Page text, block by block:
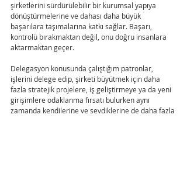
şirketlerini sürdürülebilir bir kurumsal yapıya
dönüştürmelerine ve dahası daha büyük
başarılara taşımalarına katkı sağlar. Başarı,
kontrolü bırakmaktan değil, onu doğru insanlara
aktarmaktan geçer.
Delegasyon konusunda çalıştığım patronlar,
işlerini delege edip, şirketi büyütmek için daha
fazla stratejik projelere, iş geliştirmeye ya da yeni
girişimlere odaklanma fırsatı bulurken aynı
zamanda kendilerine ve sevdiklerine de daha fazla